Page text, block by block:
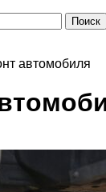
Поиск
автомобиля